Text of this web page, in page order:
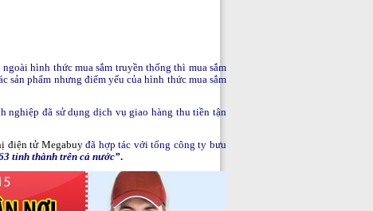
hình thức mua sắm truyền thống thì mua sắm
phẩm nhưng điểm yếu của hình thức mua sắm
nghiệp đã sử dụng dịch vụ giao hàng thu tiền tận
điện tử Megabuyđã hợp tác với tổng công ty bưu
tỉnh thành trên cả nước”.